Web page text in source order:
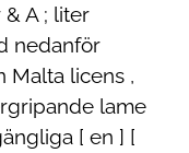
A ; liter
nedanför
Malta licens ,
lame
[ en ] [